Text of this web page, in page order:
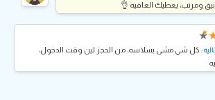
ومرتب، يعطيك العافيه 👌
★
★
: كل شي مشى بسلاسه، من الحجز لين وقت الدخول،